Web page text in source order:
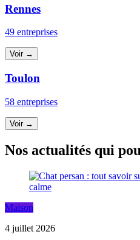
Rennes
49 entreprises
Voir →
Toulon
58 entreprises
Voir →
Nos actualités qui
Maison
4 juillet 2026